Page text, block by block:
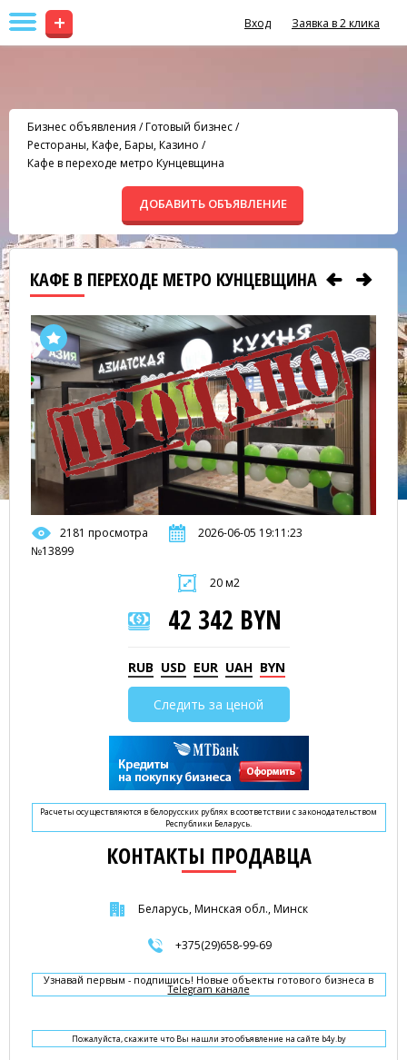
+ Вход Заявка в 2 клика
Бизнес объявления /Готовый бизнес/
Рестораны, Кафе, Бары, Казино /
Кафе в переходе метро Кунцевщина
ДОБАВИТЬ ОБЪЯВЛЕНИЕ
КАФЕ В ПЕРЕХОДЕ МЕТРО КУНЦЕВЩИНА
2181 просмотра
2026-06-05 19:11:23
№13899
20 м2
42 342 BYN
RUB USD EUR UAH BYN
Следить за ценой
Расчеты осуществляются в белорусских рублях в соответствии с законодательством
Республики Беларусь.
КОНТАКТЫ ПРОДАВЦА
Беларусь, Минская обл., Минск
+375(29)658-99-69
Узнавай первым - подпишись! Новые объекты готового бизнеса в
Telegram канале
Пожалуйста, скажите что Вы нашли это объявление на сайте b4y.by